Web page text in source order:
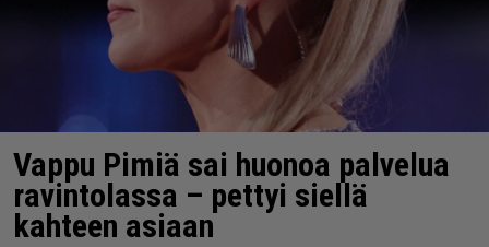
Vappu Pimiä sai huonoa palvelua
ravintolassa – pettyi siellä
kahteen asiaan